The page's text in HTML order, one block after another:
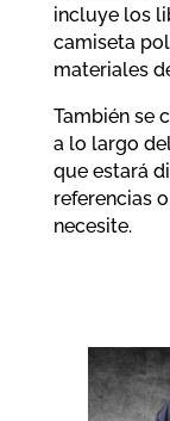
incluye los
camiseta
materiales
También se
a lo largo
que estará
referencias
necesite.